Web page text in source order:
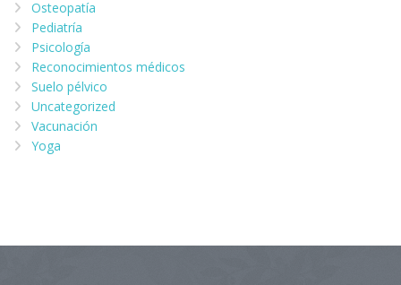
Osteopatía
Pediatría
Psicología
Reconocimientos médicos
Suelo pélvico
Uncategorized
Vacunación
Yoga